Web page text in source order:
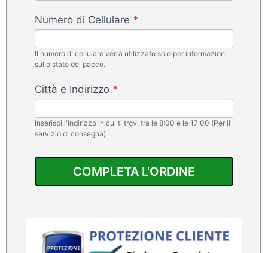
in
1
-
FlamyFox
Numero di Cellulare *
Il numero di cellulare verrà utilizzato solo per informazioni
sullo stato del pacco.
Città e Indirizzo *
Inserisci l'indirizzo in cui ti trovi tra le 8:00 e le 17:00 (Per il
servizio di consegna)
COMPLETA L'ORDINE